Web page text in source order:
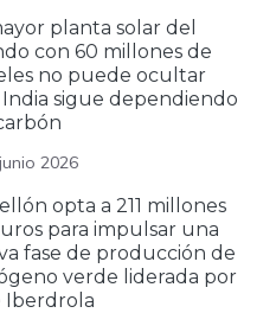
planta solar del
con 60 millones de
no puede ocultar
sigue dependiendo
2026
opta a 211 millones
para impulsar una
fase de producción de
verde liderada por
Iberdrola